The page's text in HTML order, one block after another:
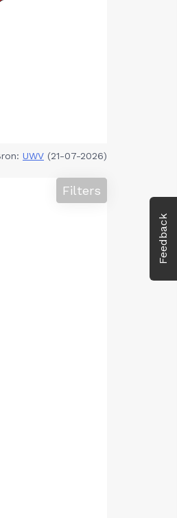
Feedback
UWV (21-07-2026)
Filters